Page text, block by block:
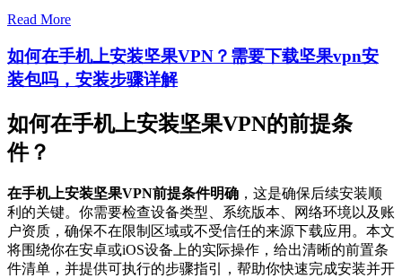
Read More
如何在手机上安装坚果VPN？需要下载坚果vpn安
装包吗，安装步骤详解
如何在手机上安装坚果VPN的前提条
件？
在手机上安装坚果VPN前提条件明确 ，这是确保后续安装顺
利的关键。你需要检查设备类型、系统版本、网络环境以及账
户资质，确保不在限制区域或不受信任的来源下载应用。本文
将围绕你在安卓或iOS设备上的实际操作，给出清晰的前置条
件清单，并提供可执行的步骤指引，帮助你快速完成安装并开